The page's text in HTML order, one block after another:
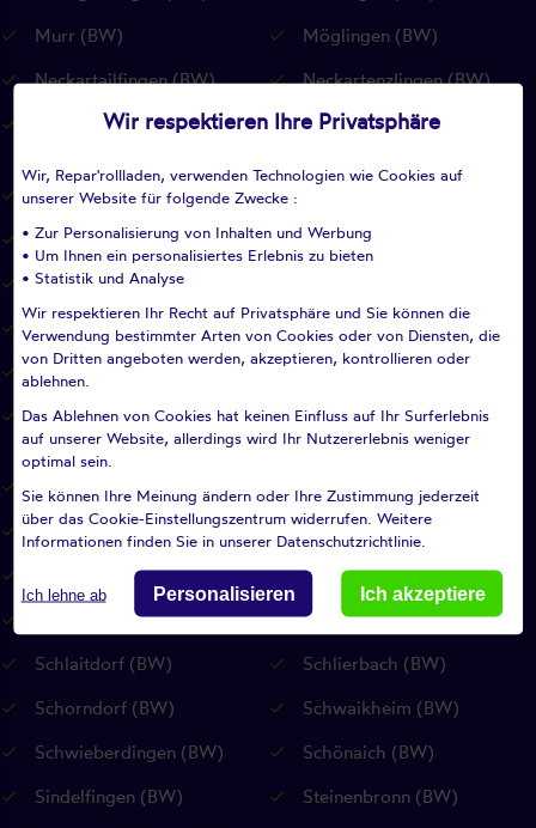
Murr (BW)
Möglingen (BW)
Neckartailfingen (BW)
Neckartenzlingen (BW)
Neuffen (BW)
Neuhausen auf den Fildern
Notzingen (BW)
Oberboihingen (BW)
Ohmden (BW)
Ostfildern (BW)
Pfullingen (BW)
Pleidelsheim (BW)
Pliezhausen (BW)
Plochingen (BW)
Plüderhausen (BW)
Reichenbach an der Fils
(BW)
Remseck am Neckar (BW)
Remshalden (BW)
Renningen (BW)
Reutlingen (BW)
Riederich (BW)
Rudersberg (BW)
Rutesheim (BW)
Sankt Johann (RP)
Schlaitdorf (BW)
Schlierbach (BW)
Schorndorf (BW)
Schwaikheim (BW)
Schwieberdingen (BW)
Schönaich (BW)
Sindelfingen (BW)
Steinenbronn (BW)
Wir respektieren Ihre Privatsphäre
Wir, Repar'rollladen, verwenden Technologien wie Cookies auf
unserer Website für folgende Zwecke :
• Zur Personalisierung von Inhalten und Werbung
• Um Ihnen ein personalisiertes Erlebnis zu bieten
• Statistik und Analyse
Wir respektieren Ihr Recht auf Privatsphäre und Sie können die
Verwendung bestimmter Arten von Cookies oder von Diensten, die
von Dritten angeboten werden, akzeptieren, kontrollieren oder
ablehnen.
Das Ablehnen von Cookies hat keinen Einfluss auf Ihr Surferlebnis
auf unserer Website, allerdings wird Ihr Nutzererlebnis weniger
optimal sein.
Sie können Ihre Meinung ändern oder Ihre Zustimmung jederzeit
über das Cookie-Einstellungszentrum widerrufen. Weitere
Informationen finden Sie in unserer Datenschutzrichtlinie.
Ich lehne ab Personalisieren Ich akzeptiere